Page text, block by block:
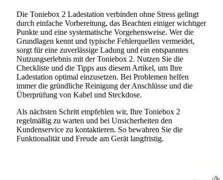
Die Toniebox 2 Ladestation verbinden ohne Stress gelingt
durch einfache Vorbereitung, das Beachten einiger wichtiger
Punkte und eine systematische Vorgehensweise. Wer die
Grundlagen kennt und typische Fehlerquellen vermeidet,
sorgt für eine zuverlässige Ladung und ein entspanntes
Nutzungserlebnis mit der Toniebox 2. Nutzen Sie die
Checkliste und die Tipps aus diesem Artikel, um Ihre
Ladestation optimal einzusetzen. Bei Problemen helfen
immer die gründliche Reinigung der Anschlüsse und die
Überprüfung von Kabel und Steckdose.
Als nächsten Schritt empfehlen wir, Ihre Toniebox 2
regelmäßig zu warten und bei Unsicherheiten den
Kundenservice zu kontaktieren. So bewahren Sie die
Funktionalität und Freude am Gerät langfristig.